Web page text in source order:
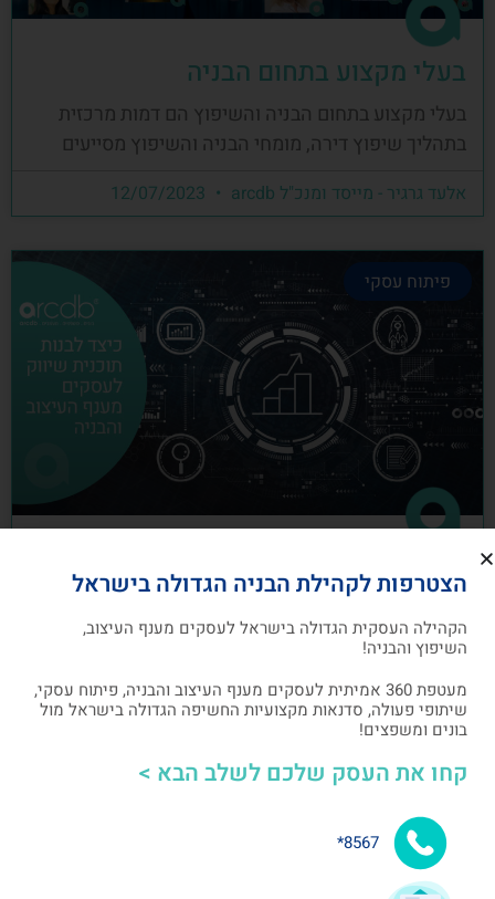
בעלי מקצוע בתחום הבניה
בעלי מקצוע בתחום הבניה והשיפוץ הם דמות מרכזית
בתהליך שיפוץ דירה, מומחי הבניה והשיפוץ מסייעים
אלעד גרגיר - מייסד ומנכ"ל arcdb
פיתוח עסקי
כיצד לבנות תוכנית שיווק לעסקים מענף
העיצוב והבניה
תוכנית שיווק הנה תוכנית כתובה, המהווה מפת דרכים
אלעד גרגיר - מייסד ומנכ"ל arcdb 05/07/2023
הצטרפות לקהילת הבניה הגדולה בישראל
הקהילה העסקית הגדולה בישראל לעסקים מענף העיצוב,
השיפוץ והבניה!
מעטפת 360 אמיתית לעסקים מענף העיצוב והבניה, פיתוח עסקי,
שיתופי פעולה, סדנאות מקצועיות החשיפה הגדולה בישראל מול
בונים ומשפצים!
קחו את העסק שלכם לשלב הבא >
8567*